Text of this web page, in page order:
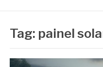
Tag: painel